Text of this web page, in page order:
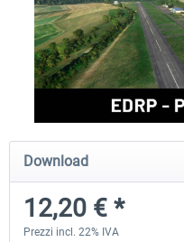
18,40 € *
Download
12,20 € *
Prezzi incl. 22% IVA